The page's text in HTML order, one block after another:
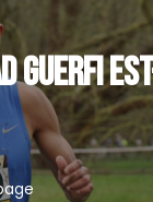
GUERFI